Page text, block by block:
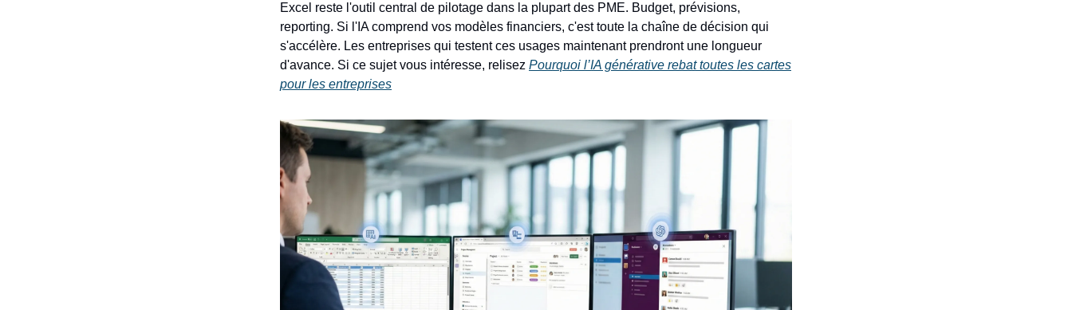
Excel reste l'outil central de pilotage dans la plupart des PME. Budget, prévisions,
reporting. Si l'IA comprend vos modèles financiers, c'est toute la chaîne de décision qui
s'accélère. Les entreprises qui testent ces usages maintenant prendront une longueur
d'avance. Si ce sujet vous intéresse, relisez Pourquoi l’IA générative rebat toutes les cartes
pour les entreprises